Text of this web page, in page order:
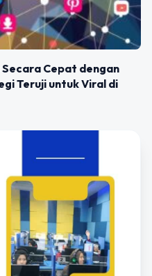
Cepat dengan
Teruji untuk Viral di